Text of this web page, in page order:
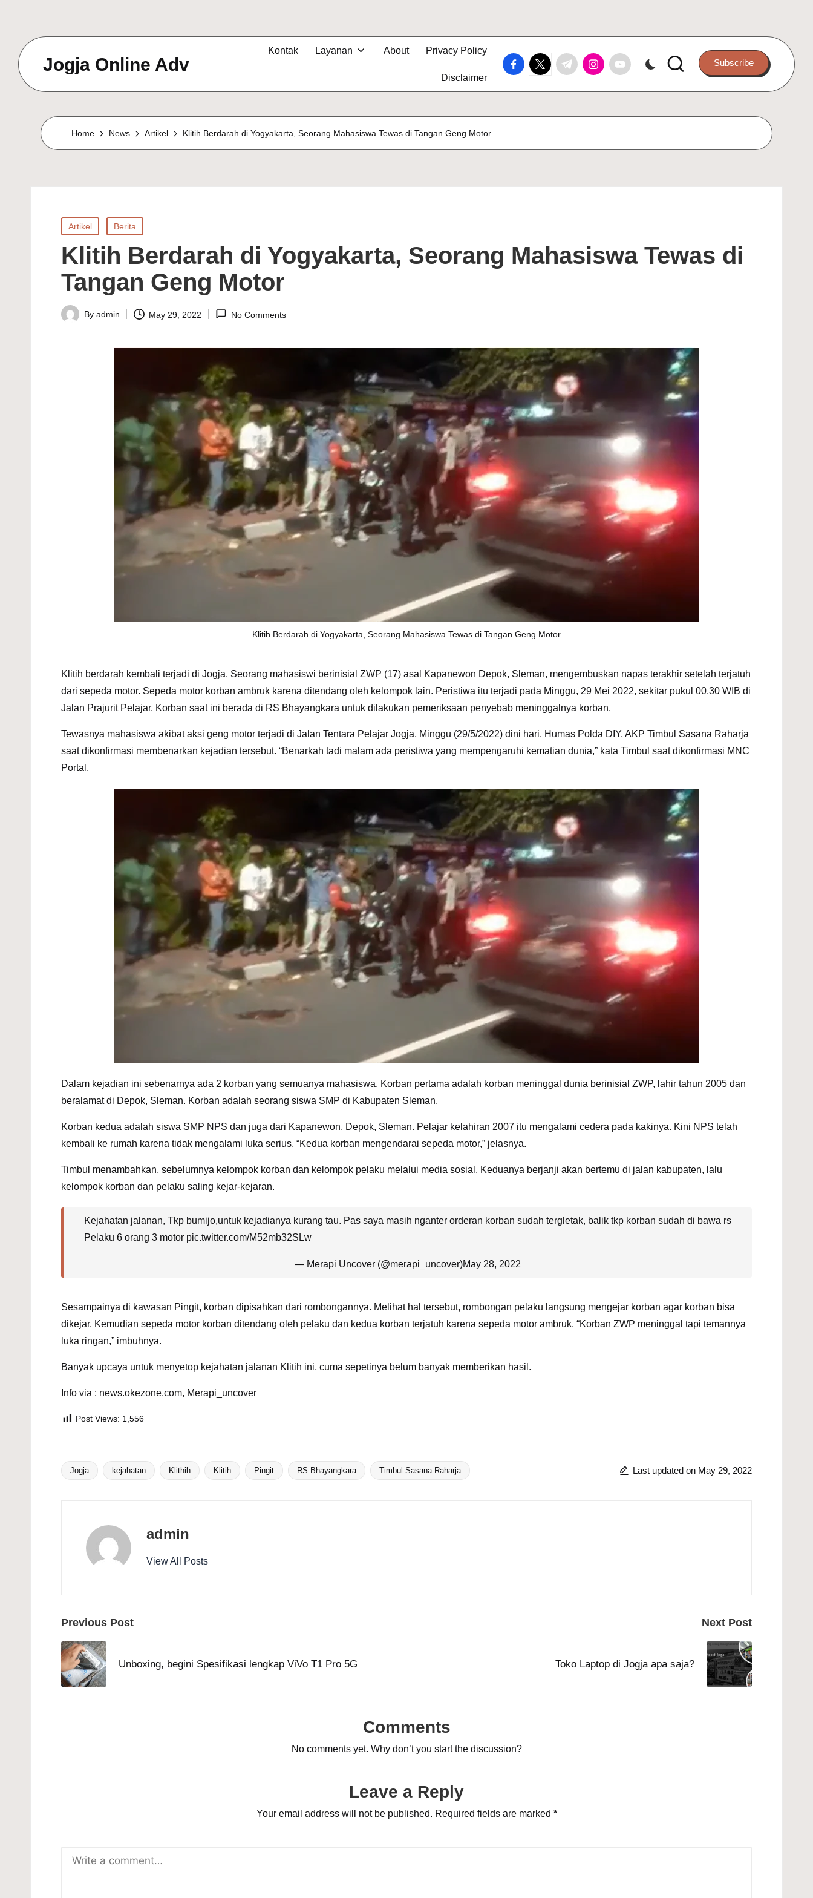
Jogja Online Adv
&
Connection
Kontak Layanan About Privacy Policy
Disclaimer
facebook.com
twitter.com
t.me instagram.com
youtube.com Subscribe
Home News Artikel Klitih Berdarah di Yogyakarta, Seorang Mahasiswa Tewas di Tangan Geng Motor
Posted
in
Artikel Berita
Klitih Berdarah di Yogyakarta, Seorang Mahasiswa Tewas di
Tangan Geng Motor
PostedBy admin May 29, 2022 No Comments
Klitih Berdarah di Yogyakarta, Seorang Mahasiswa Tewas di Tangan Geng Motor
Klitih berdarah kembali terjadi di Jogja. Seorang mahasiswi berinisial ZWP (17) asal Kapanewon Depok, Sleman, mengembuskan napas terakhir setelah terjatuh
dari sepeda motor. Sepeda motor korban ambruk karena ditendang oleh kelompok lain. Peristiwa itu terjadi pada Minggu, 29 Mei 2022, sekitar pukul 00.30 WIB di
Jalan Prajurit Pelajar. Korban saat ini berada di RS Bhayangkara untuk dilakukan pemeriksaan penyebab meninggalnya korban.
Tewasnya mahasiswa akibat aksi geng motor terjadi di Jalan Tentara Pelajar Jogja, Minggu (29/5/2022) dini hari. Humas Polda DIY, AKP Timbul Sasana Raharja
saat dikonfirmasi membenarkan kejadian tersebut. “Benarkah tadi malam ada peristiwa yang mempengaruhi kematian dunia,” kata Timbul saat dikonfirmasi MNC
Portal.
Dalam kejadian ini sebenarnya ada 2 korban yang semuanya mahasiswa. Korban pertama adalah korban meninggal dunia berinisial ZWP, lahir tahun 2005 dan
beralamat di Depok, Sleman. Korban adalah seorang siswa SMP di Kabupaten Sleman.
Korban kedua adalah siswa SMP NPS dan juga dari Kapanewon, Depok, Sleman. Pelajar kelahiran 2007 itu mengalami cedera pada kakinya. Kini NPS telah
kembali ke rumah karena tidak mengalami luka serius. “Kedua korban mengendarai sepeda motor,” jelasnya.
Timbul menambahkan, sebelumnya kelompok korban dan kelompok pelaku melalui media sosial. Keduanya berjanji akan bertemu di jalan kabupaten, lalu
kelompok korban dan pelaku saling kejar-kejaran.
Kejahatan jalanan, Tkp bumijo,untuk kejadianya kurang tau. Pas saya masih nganter orderan korban sudah tergletak, balik tkp korban sudah di bawa rs
Pelaku 6 orang 3 motor pic.twitter.com/M52mb32SLw
— Merapi Uncover (@merapi_uncover)May 28, 2022
Sesampainya di kawasan Pingit, korban dipisahkan dari rombongannya. Melihat hal tersebut, rombongan pelaku langsung mengejar korban agar korban bisa
dikejar. Kemudian sepeda motor korban ditendang oleh pelaku dan kedua korban terjatuh karena sepeda motor ambruk. “Korban ZWP meninggal tapi temannya
luka ringan,” imbuhnya.
Banyak upcaya untuk menyetop kejahatan jalanan Klitih ini, cuma sepetinya belum banyak memberikan hasil.
Info via : news.okezone.com, Merapi_uncover
Post Views: 1,556
Tags:
Jogja kejahatan Klithih Klitih Pingit RS Bhayangkara Timbul Sasana Raharja Last updated on May 29, 2022
admin
View All Posts
Post
navigation
Previous Post
Unboxing, begini Spesifikasi lengkap ViVo T1 Pro 5G
Next Post
Toko Laptop di Jogja apa saja?
Comments
No comments yet. Why don’t you start the discussion?
Leave a Reply
Your email address will not be published. Required fields are marked *